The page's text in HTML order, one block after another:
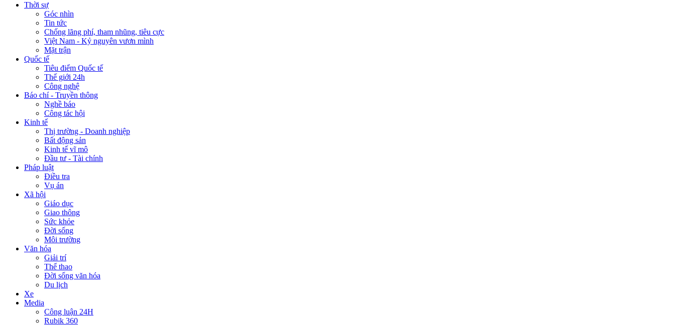
Thời sự
Góc nhìn
Tin tức
Chống lãng phí, tham nhũng, tiêu cực
Việt Nam - Kỷ nguyên vươn mình
Mặt trận
Quốc tế
Tiêu điểm Quốc tế
Thế giới 24h
Công nghệ
Báo chí - Truyền thông
Nghề báo
Công tác hội
Kinh tế
Thị trường - Doanh nghiệp
Bất động sản
Kinh tế vĩ mô
Đầu tư - Tài chính
Pháp luật
Điều tra
Vụ án
Xã hội
Giáo dục
Giao thông
Sức khỏe
Đời sống
Môi trường
Văn hóa
Giải trí
Thể thao
Đời sống văn hóa
Du lịch
Xe
Media
Công luận 24H
Rubik 360